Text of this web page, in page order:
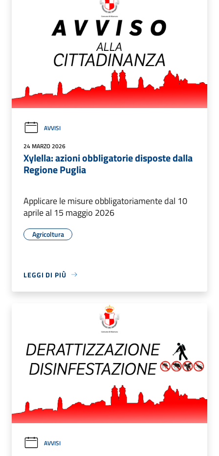
AVVISI
24 MARZO 2026
Xylella: azioni obbligatorie disposte dalla
Regione Puglia
Applicare le misure obbligatoriamente dal 10
aprile al 15 maggio 2026
Agricoltura
LEGGI DI PIÙ
AVVISI